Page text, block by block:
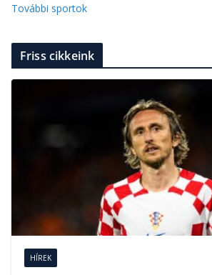
További sportok
Friss cikkeink
HÍREK